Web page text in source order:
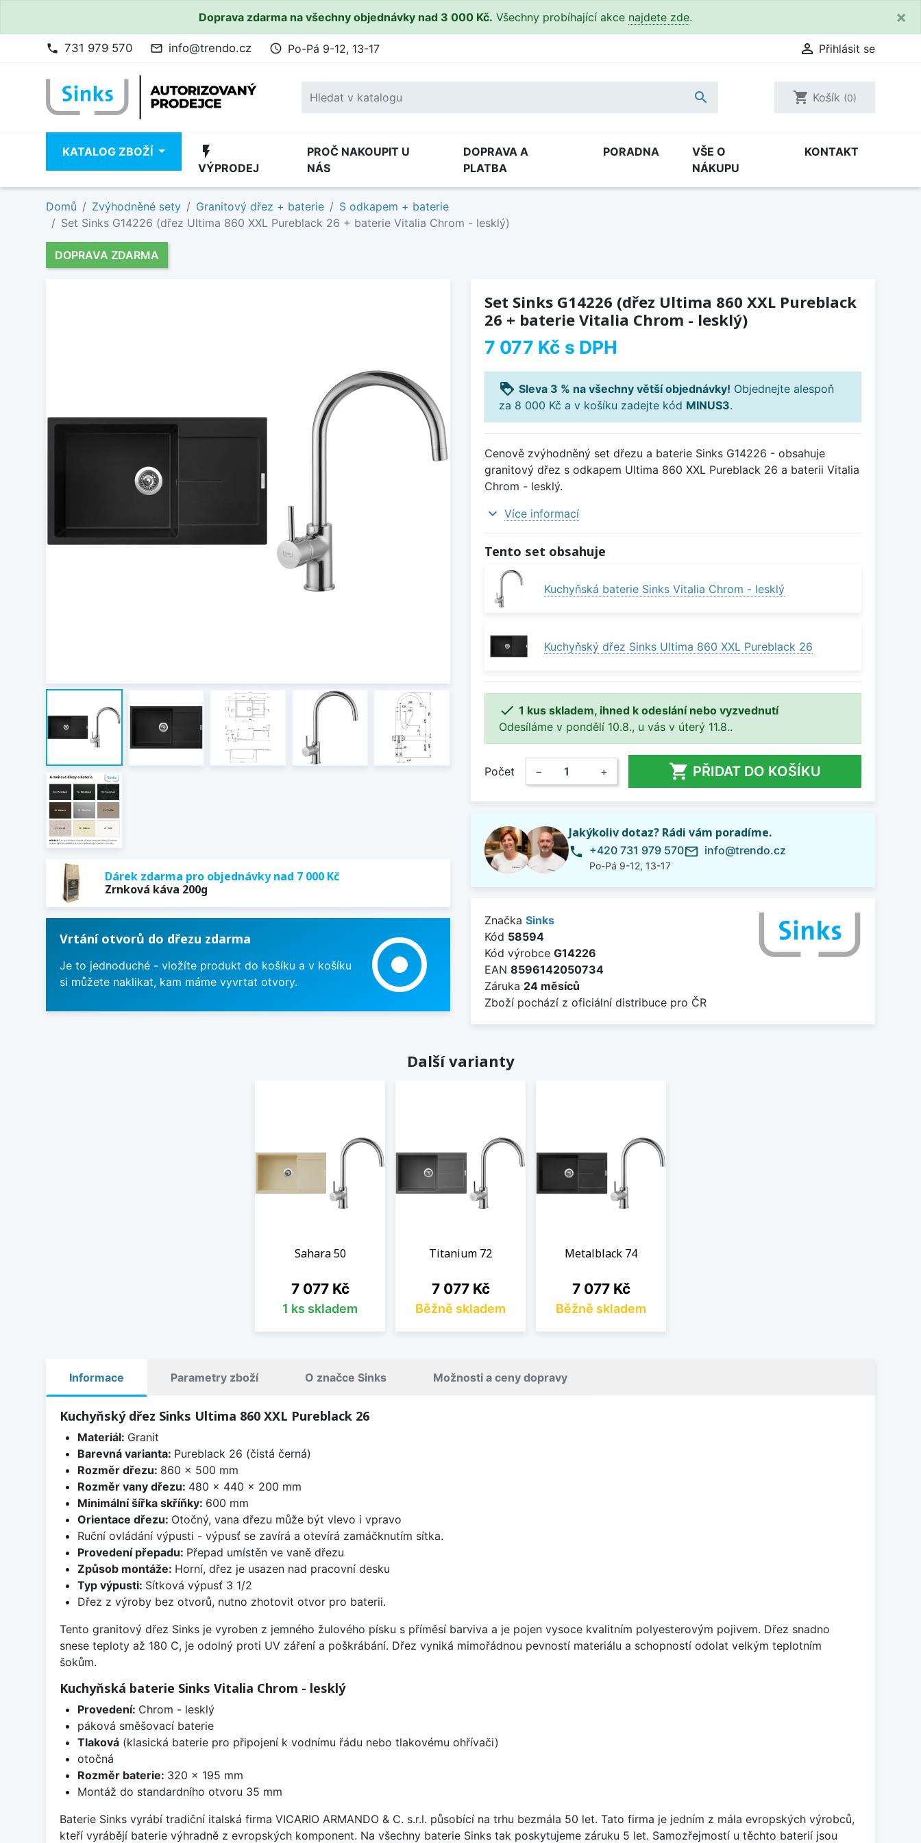
Doprava zdarma na všechny objednávky nad 3 000 Kč. Všechny probíhající akce najdete zde. ×
phone 731 979 570 mail_outline info@trendo.cz access_time Po-Pá 9-12, 13-17  Přihlásit se
 shopping_cart Košík (0)
KATALOG ZBOŽÍ flash_on
VÝPRODEJ
PROČ NAKOUPIT U
NÁS
DOPRAVA A
PLATBA
PORADNA
VŠE O
NÁKUPU
KONTAKT
Domů Zvýhodněné sety Granitový dřez + baterie
S odkapem + baterie
Set Sinks G14226 (dřez Ultima 860 XXL Pureblack 26 + baterie Vitalia Chrom - lesklý)
DOPRAVA ZDARMA
Dárek zdarma pro objednávky nad 7 000 Kč
Zrnková káva 200g
Vrtání otvorů do dřezu zdarma
Je to jednoduché - vložíte produkt do košíku a v košíku
si můžete naklikat, kam máme vyvrtat otvory.
adjust
Set Sinks G14226 (dřez Ultima 860 XXL Pureblack
26 + baterie Vitalia Chrom - lesklý)
7 077 Kč s DPH
loyalty Sleva 3 % na všechny větší objednávky! Objednejte alespoň
za 8 000 Kč a v košíku zadejte kód MINUS3.
Cenově zvýhodněný set dřezu a baterie Sinks G14226 - obsahuje
granitový dřez s odkapem Ultima 860 XXL Pureblack 26 a baterii Vitalia
Chrom - lesklý.
expand_more Více informací
Tento set obsahuje
Kuchyňská baterie Sinks Vitalia Chrom - lesklý
Kuchyňský dřez Sinks Ultima 860 XXL Pureblack 26
 1 kus skladem, ihned k odeslání nebo vyzvednutí
Odesíláme v pondělí 10.8., u vás v úterý 11.8..
Počet − +  PŘIDAT DO KOŠÍKU
Jakýkoliv dotaz? Rádi vám poradíme.
phone +420 731 979 570
Po-Pá 9-12, 13-17
mail_outline info@trendo.cz
Značka Sinks
Kód 58594
Kód výrobce G14226
EAN 8596142050734
Záruka 24 měsíců
Zboží pochází z oficiální distribuce pro ČR
Další varianty
Sahara 50
Cena
7 077 Kč
1 ks skladem
Titanium 72
Cena
7 077 Kč
Běžně skladem
Metalblack 74
Cena
7 077 Kč
Běžně skladem
Informace Parametry zboží O značce Sinks Možnosti a ceny dopravy
Kuchyňský dřez Sinks Ultima 860 XXL Pureblack 26
Materiál: Granit
Barevná varianta: Pureblack 26 (čistá černá)
Rozměr dřezu: 860 x 500 mm
Rozměr vany dřezu: 480 x 440 x 200 mm
Minimální šířka skříňky: 600 mm
Orientace dřezu: Otočný, vana dřezu může být vlevo i vpravo
Ruční ovládání výpusti - výpusť se zavírá a otevírá zamáčknutím sítka.
Provedení přepadu: Přepad umístěn ve vaně dřezu
Způsob montáže: Horní, dřez je usazen nad pracovní desku
Typ výpusti: Sítková výpusť 3 1/2
Dřez z výroby bez otvorů, nutno zhotovit otvor pro baterii.
Tento granitový dřez Sinks je vyroben z jemného žulového písku s příměsí barviva a je pojen vysoce kvalitním polyesterovým pojivem. Dřez snadno
snese teploty až 180 C, je odolný proti UV záření a poškrábání. Dřez vyniká mimořádnou pevností materiálu a schopností odolat velkým teplotním
šokům.
Kuchyňská baterie Sinks Vitalia Chrom - lesklý
Provedení: Chrom - lesklý
páková směšovací baterie
Tlaková(klasická baterie pro připojení k vodnímu řádu nebo tlakovému ohřívači)
otočná
Rozměr baterie: 320 x 195 mm
Montáž do standardního otvoru 35 mm
Baterie Sinks vyrábí tradiční italská firma VICARIO ARMANDO & C. s.r.l. působící na trhu bezmála 50 let. Tato firma je jedním z mála evropských výrobců,
kteří vyrábějí baterie výhradně z evropských komponent. Na všechny baterie Sinks tak poskytujeme záruku 5 let. Samozřejmostí u těchto baterií jsou